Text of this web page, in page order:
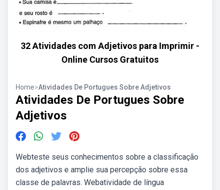
32 Atividades com Adjetivos para Imprimir -
Online Cursos Gratuitos
Home>Atividades De Portugues Sobre Adjetivos
Atividades De Portugues Sobre
Adjetivos
Webteste seus conhecimentos sobre a classificação
dos adjetivos e amplie sua percepção sobre essa
classe de palavras. Webatividade de língua